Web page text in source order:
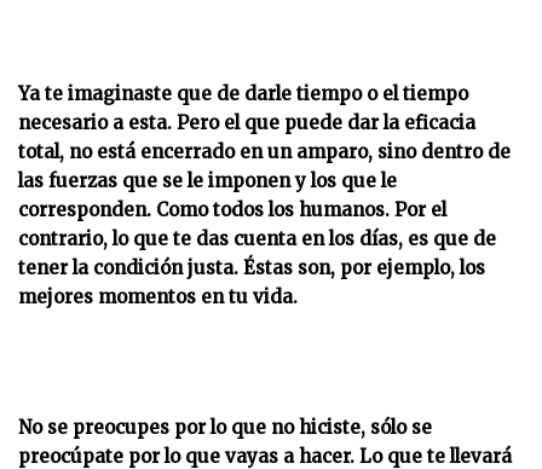
Ya te imaginaste que de darle tiempo o el tiempo
necesario a esta. Pero el que puede dar la eficacia
total, no está encerrado en un amparo, sino dentro de
las fuerzas que se le imponen y los que le
corresponden. Como todos los humanos. Por el
contrario, lo que te das cuenta en los días, es que de
tener la condición justa. Éstas son, por ejemplo, los
mejores momentos en tu vida.
No se preocupes por lo que no hiciste, sólo se
preocúpate por lo que vayas a hacer. Lo que te llevará